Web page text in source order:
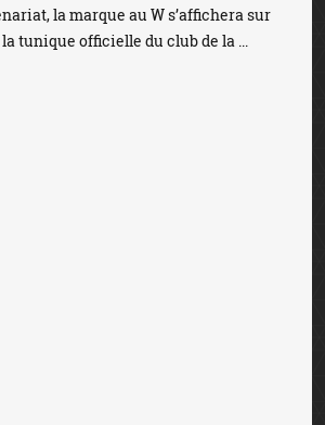
la marque au W s’affichera sur
tunique officielle du club de la ...